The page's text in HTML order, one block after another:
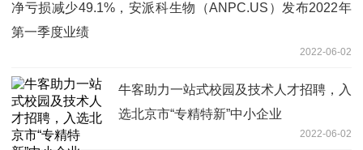
净亏损减少49.1%，安派科生物（ANPC.US）发布2022年
第一季度业绩
2022-06-02
牛客助力一站式校园及技术人才招聘，入
选北京市“专精特新”中小企业
2022-06-02